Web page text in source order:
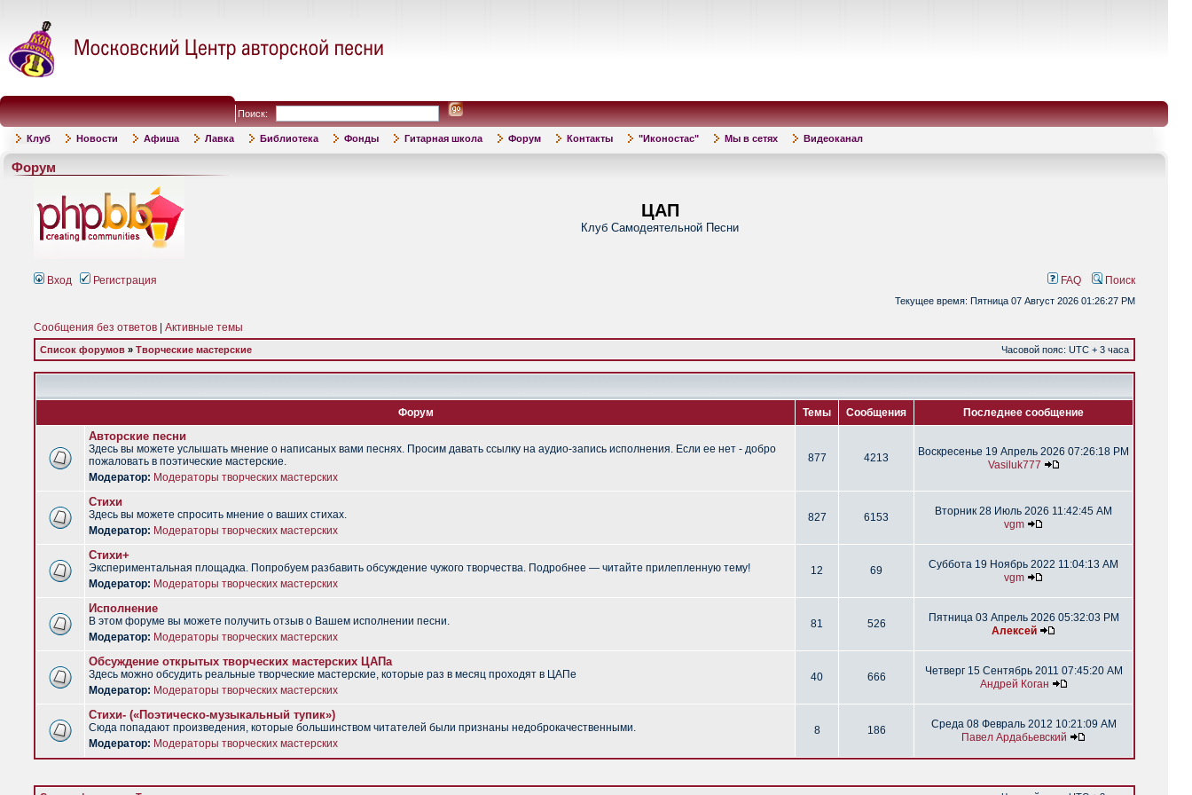
Поиск:
Клуб Новости Афиша Лавка Библиотека Фонды Гитарная школа Форум Контакты "Иконостас" Мы в сетях Видеоканал
Форум
ЦАП
Клуб Самодеятельной Песни
Вход Регистрация FAQ Поиск
Текущее время: Пятница 07 Август 2026 01:26:27 PM
Сообщения без ответов Активные темы
Список форумов » Творческие мастерские Часовой пояс: UTC + 3 часа
Форум Темы Сообщения Последнее сообщение
Авторские песни
Здесь вы можете услышать мнение о написаных вами песнях. Просим давать ссылку на аудио-запись исполнения. Если ее нет - добро
пожаловать в поэтические мастерские.
Модератор: Модераторы творческих мастерских
877 4213
Воскресенье 19 Апрель 2026 07:26:18 PM
Vasiluk777
Стихи
Здесь вы можете спросить мнение о ваших стихах.
Модератор: Модераторы творческих мастерских
827 6153
Вторник 28 Июль 2026 11:42:45 AM
vgm
Стихи+
Экспериментальная площадка. Попробуем разбавить обсуждение чужого творчества. Подробнее — читайте прилепленную тему!
Модератор: Модераторы творческих мастерских
12 69
Суббота 19 Ноябрь 2022 11:04:13 AM
vgm
Исполнение
В этом форуме вы можете получить отзыв о Вашем исполнении песни.
Модератор: Модераторы творческих мастерских
81 526
Пятница 03 Апрель 2026 05:32:03 PM
Алексей
Обсуждение открытых творческих мастерских ЦАПа
Здесь можно обсудить реальные творческие мастерские, которые раз в месяц проходят в ЦАПе
Модератор: Модераторы творческих мастерских
40 666
Четверг 15 Сентябрь 2011 07:45:20 AM
Андрей Коган
Стихи- («Поэтическо-музыкальный тупик»)
Сюда попадают произведения, которые большинством читателей были признаны недоброкачественными.
Модератор: Модераторы творческих мастерских
8 186
Среда 08 Февраль 2012 10:21:09 AM
Павел Ардабьевский